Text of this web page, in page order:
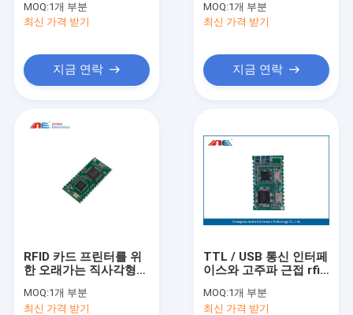
HF rfid 판독기 모듈
MOQ:1개 부분
최신 가격 받기
지금 연락
범위 rfid 판독기 모듈
MOQ:1개 부분
최신 가격 받기
지금 연락
RFID 카드 프린터를 위
한 오래가는 직사각형
듈
MOQ:1개 부분
최신 가격 받기
TTL / USB 통신 인터페
이스와 고주파 근접 rfid
MOQ:1개 부분
최신 가격 받기